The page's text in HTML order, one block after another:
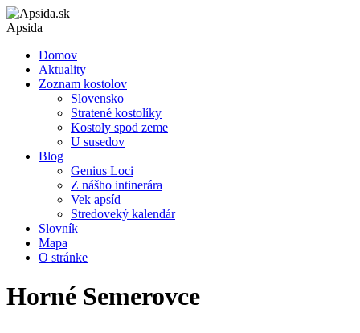
Apsida
Domov
Aktuality
Zoznam kostolov
Slovensko
Stratené kostolíky
Kostoly spod zeme
U susedov
Blog
Genius Loci
Z nášho intinerára
Vek apsíd
Stredoveký kalendár
Slovník
Mapa
O stránke
Horné Semerovce